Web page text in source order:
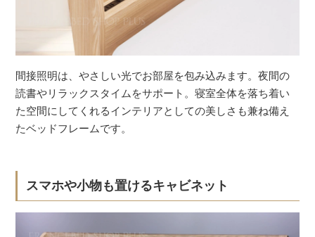
間接照明は、やさしい光でお部屋を包み込みます。夜間の
読書やリラックスタイムをサポート。寝室全体を落ち着い
た空間にしてくれるインテリアとしての美しさも兼ね備え
たベッドフレームです。
スマホや小物も置けるキャビネット